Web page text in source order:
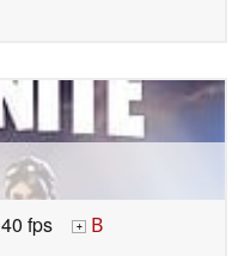
40 fps + В